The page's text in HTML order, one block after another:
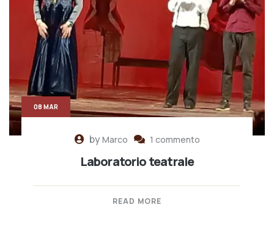
byMarco 1 commento
Laboratorio teatrale
READ MORE
08 MAR